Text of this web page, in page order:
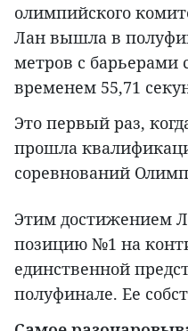
олимпийского
Лан вышла в
метров с
временем 55,71
Это первый раз,
прошла
соревнований
Этим достижением
позицию №1 на
единственной
полуфинале. Ее